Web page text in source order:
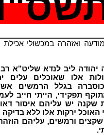
ואזהרה במכשולי אכילת
יהודה ליב לנדא שליט"א
אלו שאוכלים עלים
בגלל הרמשים
תפקידי, הייתי חייב
שקנה יש עליהם איסור
האוכל ירקות אלו ללא
ורמשים, עליהם